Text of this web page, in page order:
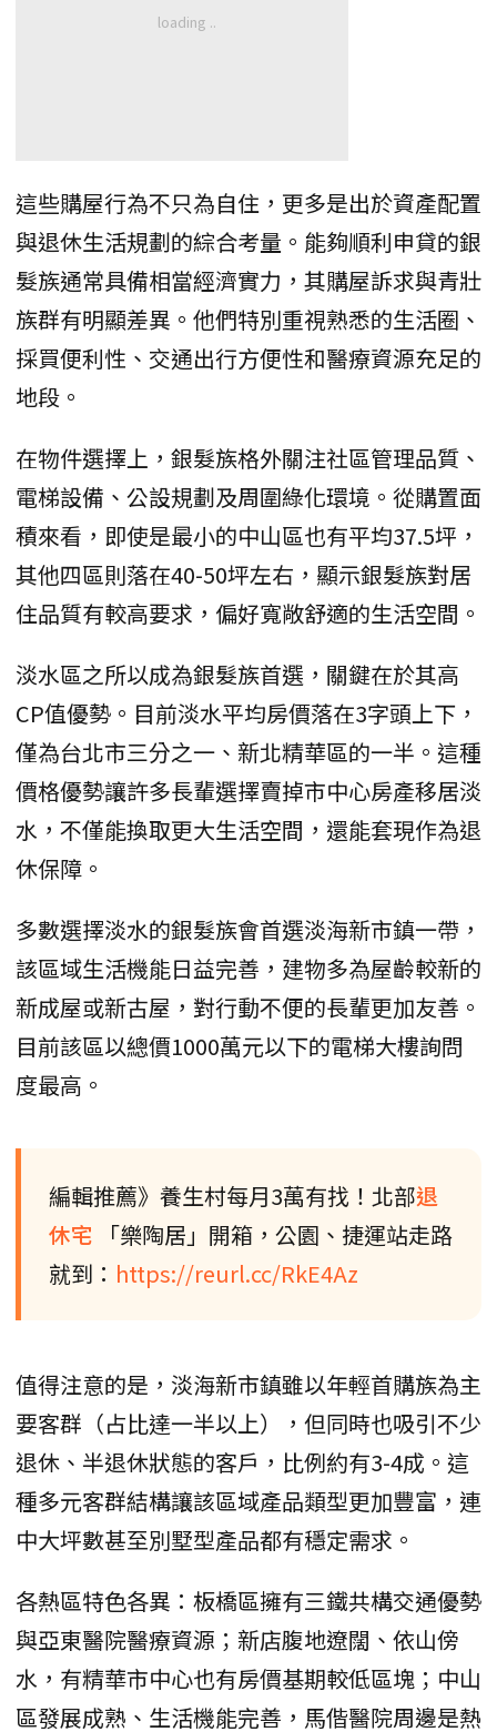
這些購屋行為不只為自住，更多是出於資產配置
與退休生活規劃的綜合考量。能夠順利申貸的銀
髮族通常具備相當經濟實力，其購屋訴求與青壯
族群有明顯差異。他們特別重視熟悉的生活圈、
採買便利性、交通出行方便性和醫療資源充足的
地段。
在物件選擇上，銀髮族格外關注社區管理品質、
電梯設備、公設規劃及周圍綠化環境。從購置面
積來看，即使是最小的中山區也有平均37.5坪，
其他四區則落在40-50坪左右，顯示銀髮族對居
住品質有較高要求，偏好寬敞舒適的生活空間。
淡水區之所以成為銀髮族首選，關鍵在於其高
CP值優勢。目前淡水平均房價落在3字頭上下，
僅為台北市三分之一、新北精華區的一半。這種
價格優勢讓許多長輩選擇賣掉市中心房產移居淡
水，不僅能換取更大生活空間，還能套現作為退
休保障。
多數選擇淡水的銀髮族會首選淡海新市鎮一帶，
該區域生活機能日益完善，建物多為屋齡較新的
新成屋或新古屋，對行動不便的長輩更加友善。
目前該區以總價1000萬元以下的電梯大樓詢問
度最高。
編輯推薦》養生村每月3萬有找！北部退
休宅
「樂陶居」開箱，公園、捷運站走路
就到： https://reurl.cc/RkE4Az
值得注意的是，淡海新市鎮雖以年輕首購族為主
要客群（占比達一半以上），但同時也吸引不少
退休、半退休狀態的客戶，比例約有3-4成。這
種多元客群結構讓該區域產品類型更加豐富，連
中大坪數甚至別墅型產品都有穩定需求。
各熱區特色各異：板橋區擁有三鐵共構交通優勢
與亞東醫院醫療資源；新店腹地遼闊、依山傍
水，有精華市中心也有房價基期較低區塊；中山
區發展成熟、生活機能完善，馬偕醫院周邊是熱